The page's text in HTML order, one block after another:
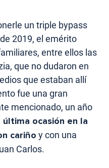
un triple bypass
2019, el emérito
entre ellos las
que no dudaron en
que estaban allí
fue una gran
mencionado, un año
última ocasión en la
cariño y con una
Carlos.